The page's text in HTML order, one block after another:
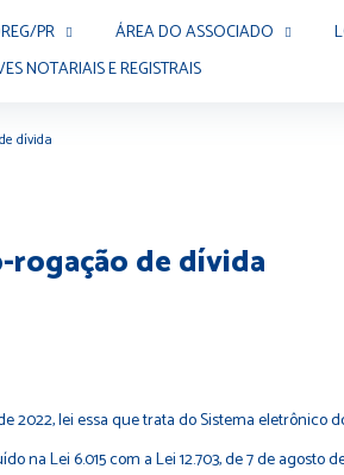
PR ÁREA DO ASSOCIADO
NOTARIAIS E REGISTRAIS
dívida
rogação de dívida
2022, lei essa que trata do Sistema eletrônico
Lei 6.015 com a Lei 12.703, de 7 de agosto de